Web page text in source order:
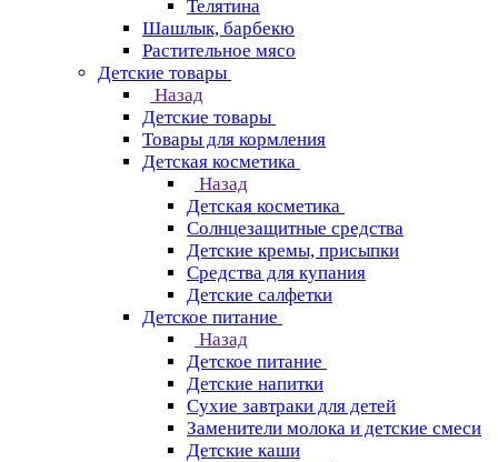
Телятина
Шашлык, барбекю
Растительное мясо
Детские товары
Назад
Детские товары
Товары для кормления
Детская косметика
Назад
Детская косметика
Солнцезащитные средства
Детские кремы, присыпки
Средства для купания
Детские салфетки
Детское питание
Назад
Детское питание
Детские напитки
Сухие завтраки для детей
Заменители молока и детские смеси
Детские каши